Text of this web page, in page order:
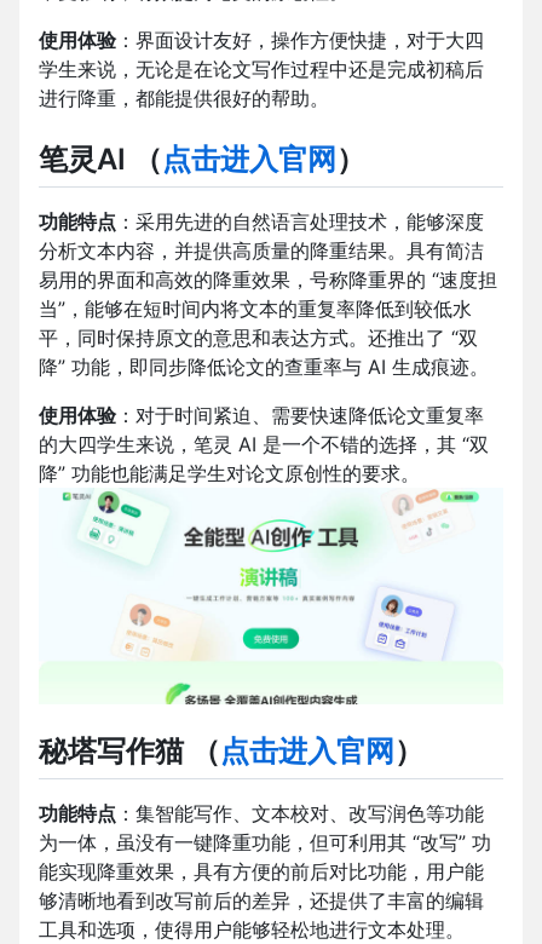
使用体验：界面设计友好，操作方便快捷，对于大四
学生来说，无论是在论文写作过程中还是完成初稿后
进行降重，都能提供很好的帮助。
笔灵AI （点击进入官网 ）
功能特点 ：采用先进的自然语言处理技术，能够深度
分析文本内容，并提供高质量的降重结果。具有简洁
易用的界面和高效的降重效果，号称降重界的 “速度担
当”，能够在短时间内将文本的重复率降低到较低水
平，同时保持原文的意思和表达方式。还推出了 “双
降” 功能，即同步降低论文的查重率与 AI 生成痕迹。
使用体验：对于时间紧迫、需要快速降低论文重复率
的大四学生来说，笔灵 AI 是一个不错的选择，其 “双
降” 功能也能满足学生对论文原创性的要求。
秘塔写作猫（点击进入官网 ）
功能特点 ：集智能写作、文本校对、改写润色等功能
为一体，虽没有一键降重功能，但可利用其 “改写” 功
能实现降重效果，具有方便的前后对比功能，用户能
够清晰地看到改写前后的差异，还提供了丰富的编辑
工具和选项，使得用户能够轻松地进行文本处理。